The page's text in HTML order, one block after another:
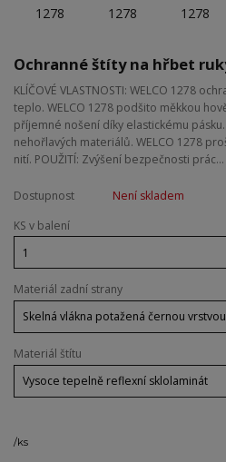
Ochranné štíty na hřbet
KLÍČOVÉ VLASTNOSTI: WELCO 1278
teplo. WELCO 1278 podšito měkkou
příjemné nošení díky elastickému
nehořlavých materiálů. WELCO 1278
nití. POUŽITÍ: Zvýšení bezpečnosti prác...
Dostupnost
Není skladem
KS v balení
Materiál zadní strany
Materiál štítu
/ks